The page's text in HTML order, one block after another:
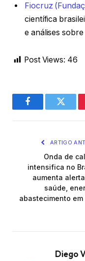
Fiocruz
científica
e análises
Post Views: 46
FacebookTwitter
ARTIGO
Onda de
intensifica no
aumenta
saúde,
abastecimento em
Diego